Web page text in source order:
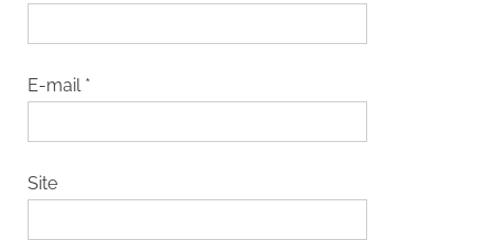
E-mail *
Site